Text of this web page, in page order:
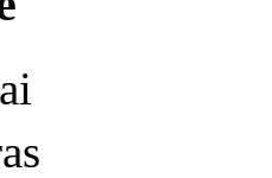
ai
as